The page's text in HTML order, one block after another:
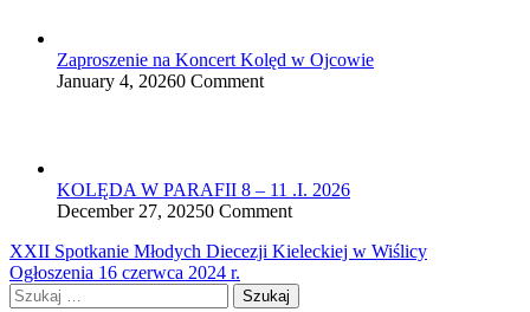
Zaproszenie na Koncert Kolęd w Ojcowie
January 4, 20260 Comment
KOLĘDA W PARAFII 8 – 11 .I. 2026
December 27, 20250 Comment
Nawigacja
wpisu
XXII Spotkanie Młodych Diecezji Kieleckiej w Wiślicy
Ogłoszenia 16 czerwca 2024 r.
Szukaj: